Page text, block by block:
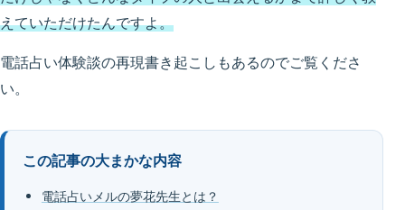
えていただけたんですよ。
電話占い体験談の再現書き起こしもあるのでご覧くださ
い。
この記事の大まかな内容
電話占いメルの夢花先生とは？